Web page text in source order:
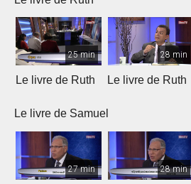
25 min
Le livre de Ruth
28 min
Le livre de Ruth
Le livre de Samuel
27 min 28 min